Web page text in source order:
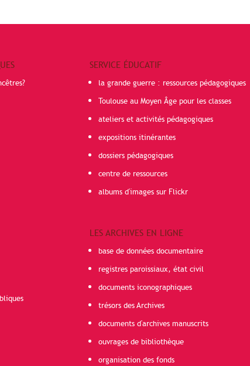
SERVICE ÉDUCATIF
la grande guerre : ressources pédagogiques
Toulouse au Moyen Âge pour les classes
ateliers et activités pédagogiques
expositions itinérantes
dossiers pédagogiques
centre de ressources
albums d'images sur Flickr
LES ARCHIVES EN LIGNE
base de données documentaire
registres paroissiaux, état civil
documents iconographiques
trésors des Archives
documents d'archives manuscrits
ouvrages de bibliothèque
organisation des fonds